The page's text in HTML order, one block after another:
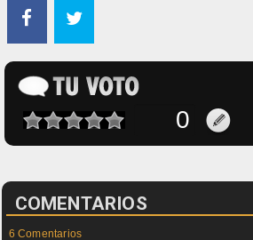
COMENTARIOS
6 Comentarios